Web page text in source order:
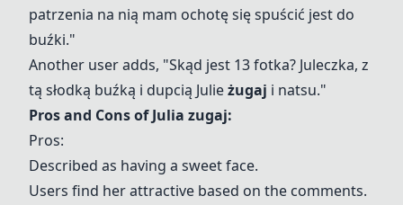
patrzenia na nią mam ochotę się spuścić jest do
buźki."
Another user adds, "Skąd jest 13 fotka? Juleczka, z
tą słodką buźką i dupcią Julieżugaj i natsu."
Pros and Cons ofJulia zugaj:
Pros:
Described as having a sweet face.
Users find her attractive based on the comments.